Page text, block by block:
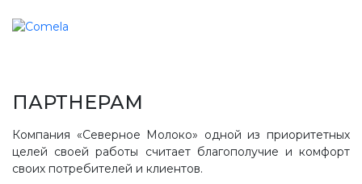
ПАРТНЕРАМ
Компания «Северное Молоко» одной из приоритетных
целей своей работы считает благополучие и комфорт
своих потребителей и клиентов.